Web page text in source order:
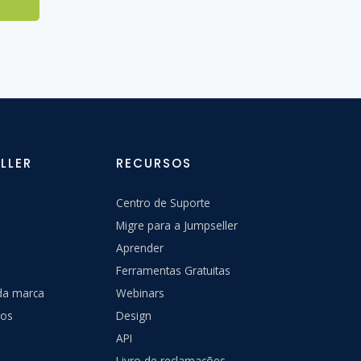
marca
RECURSOS
Centro de Suporte
Migre para a Jumpseller
Aprender
Ferramentas Gratuitas
Webinars
Design
API